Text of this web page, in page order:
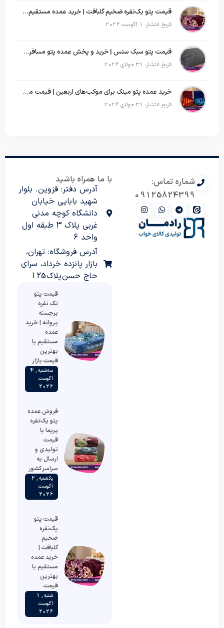
قیمت پتو یک‌نفره ضخیم گلبافت | خرید عمده مستقیم با بهترین قیمت
تاریخ انتشار: 1 آگوست 2026
قیمت پتو سبک سنس | خرید و پخش عمده پتو مسافرتی Sense
تاریخ انتشار: 31 جولای 2026
خرید عمده پتو مینک برای موکب‌های اربعین | قیمت مناسب و ارسال سریع
تاریخ انتشار: 31 جولای 2026
شماره تماس:
09125824399
با ما همراه باشید
آدرس دفتر: قزوین. بلوار
شهید بابایی خیابان
دانشگاه کوچه مدنی
غربی پلاک 3 طبقه اول
واحد 6
آدرس فروشگاه: تهران،
بازار پانزده خرداد، سرای
حاج حسن پلاک 125
قیمت پتو
تک نفره
برجسته
پروانه | خرید
عمده
مستقیم با
بهترین
قیمت بازار
سه‌شنبه , 4
آگوست
2026
فروش عمده
پتو یک‌نفره
پریما با
قیمت
تولیدی و
ارسال به
سراسر کشور
یکشنبه , 2
آگوست
2026
قیمت پتو
یک‌نفره
ضخیم
گلبافت |
خرید عمده
مستقیم با
بهترین
قیمت
شنبه , 1
آگوست
2026